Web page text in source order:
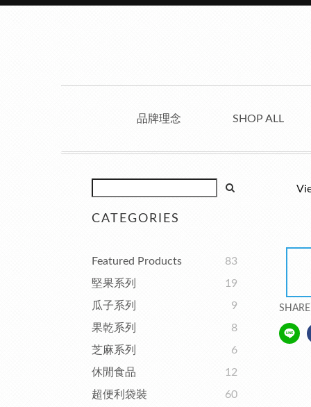
品牌理念 SHOP ALL
CATEGORIES
Featured Products
83
堅果系列
19
瓜子系列
9
果乾系列
8
芝麻系列
6
休閒食品
12
超便利袋裝
60
SHARE